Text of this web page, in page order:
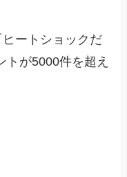
ートショックだ
トが5000件を超え